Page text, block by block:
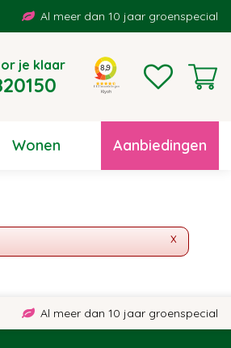
Al meer dan 10 jaar groenspecialist
je klaar
Wonen Aanbiedingen
x
Al meer dan 10 jaar groenspecialist